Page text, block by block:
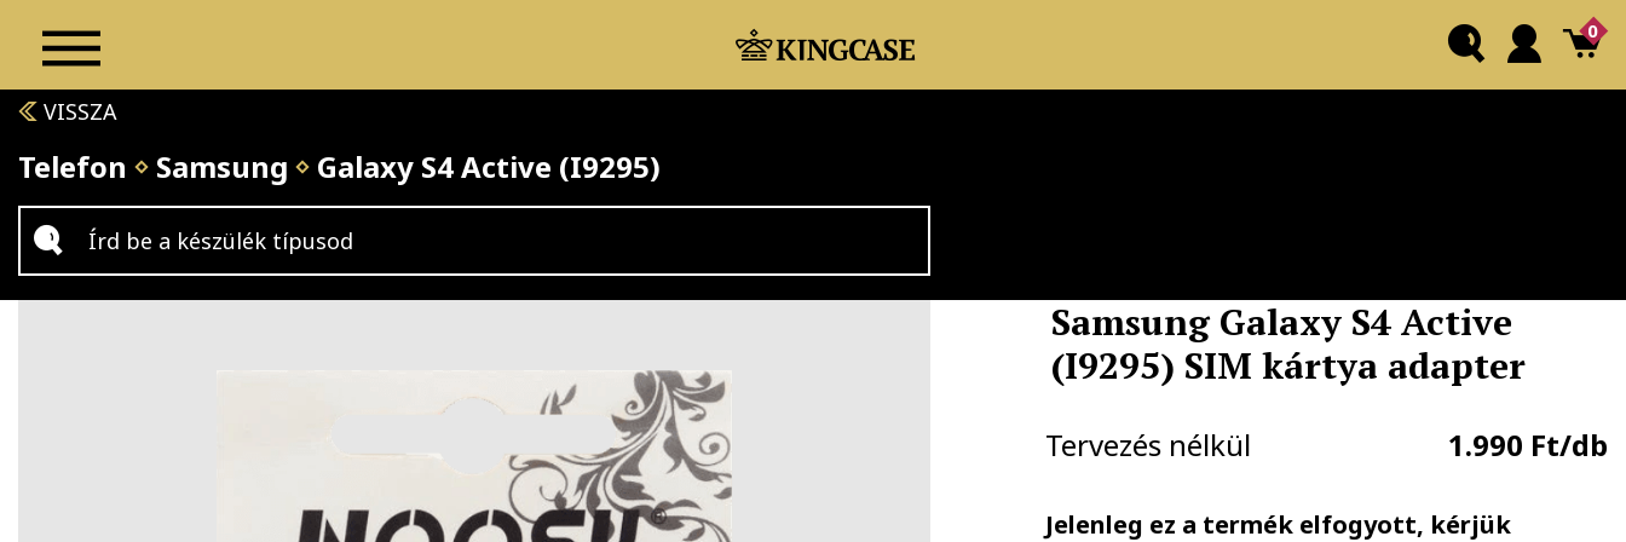
0
VISSZA
Telefon Samsung Galaxy S4 Active (I9295)
Samsung Galaxy S4 Active
(I9295) SIM kártya adapter
Tervezés nélkül 1.990 Ft/db
Jelenleg ez a termék elfogyott, kérjük